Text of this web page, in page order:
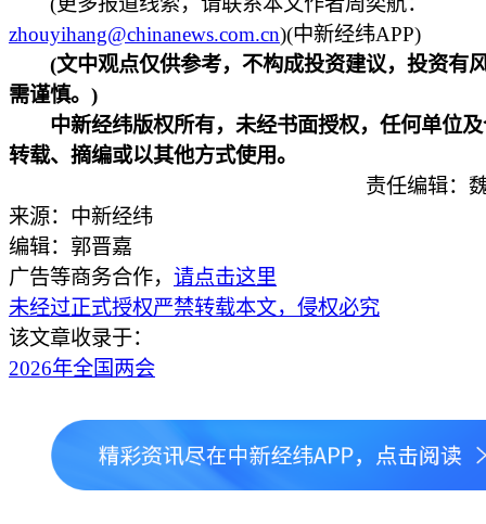
zhouyihang@chinanews.com.cn)(中新经纬APP)
(文中观点仅供参考，不构成投资建议，投资有
需谨慎。)
中新经纬版权所有，未经书面授权，任何单位及
转载、摘编或以其他方式使用。
责任编辑：
来源：中新经纬
编辑：郭晋嘉
广告等商务合作， 请点击这里
未经过正式授权严禁转载本文，侵权必究
该文章收录于：
2026年全国两会